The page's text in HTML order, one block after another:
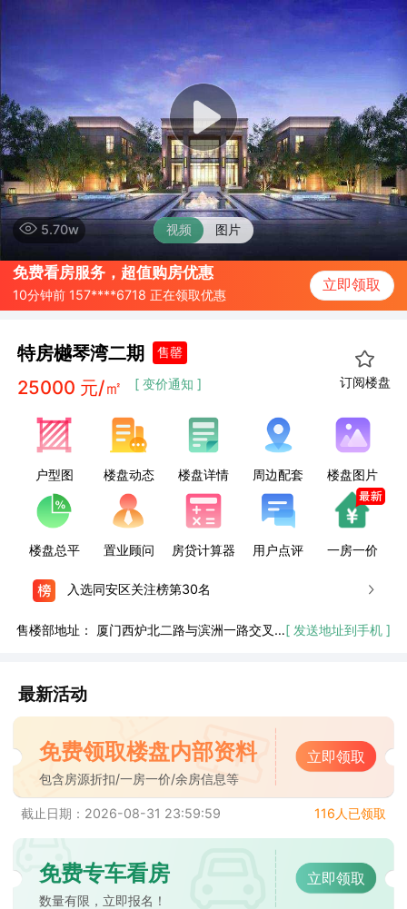
5.70w 视频 图片
免费看房服务，超值购房优惠
2分钟前 137****6788 正在领取优惠
10分钟前 157****6718 正在领取优惠
20分钟前 187****6754 正在领取优惠
立即领取
特房樾琴湾二期 售罄
25000 元/㎡ [ 变价通知 ] 订阅楼盘
户型图 楼盘动态 楼盘详情 周边配套 楼盘图片
楼盘总平 置业顾问 房贷计算器 用户点评 一房一价
入选同安区关注榜第30名
售楼部地址： 厦门西炉北二路与滨洲一路交叉口 [ 发送地址到手机 ]
最新活动
免费领取楼盘内部资料
包含房源折扣/一房一价/余房信息等
立即领取
截止日期：2026-08-31 23:59:59 116人已领取
免费专车看房
数量有限，立即报名！
立即领取